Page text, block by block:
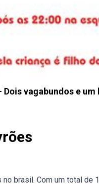
Dois vagabundos e
brasil. Com um total de